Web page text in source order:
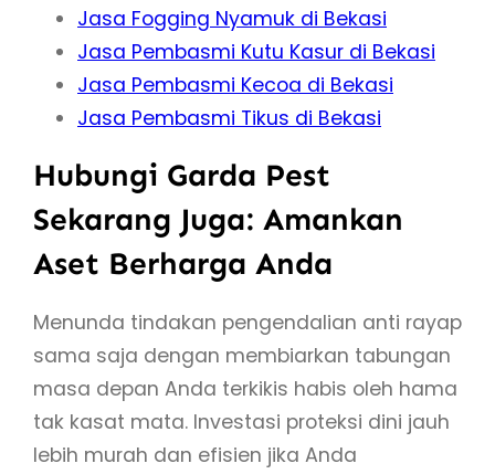
Jasa Fogging Nyamuk di Bekasi
Jasa Pembasmi Kutu Kasur di Bekasi
Jasa Pembasmi Kecoa di Bekasi
Jasa Pembasmi Tikus di Bekasi
Hubungi Garda Pest
Sekarang Juga: Amankan
Aset Berharga Anda
Menunda tindakan pengendalian anti rayap
sama saja dengan membiarkan tabungan
masa depan Anda terkikis habis oleh hama
tak kasat mata. Investasi proteksi dini jauh
lebih murah dan efisien jika Anda